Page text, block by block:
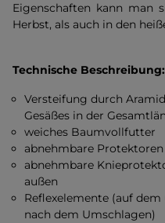
Eigenschaften kann man
Herbst, als auch in den
Technische Beschreibung:
Versteifung durch
Gesäßes in der
weiches Baumvollfutter
abnehmbare
abnehmbare
außen
Reflexelemente (auf
nach dem Umschlagen)